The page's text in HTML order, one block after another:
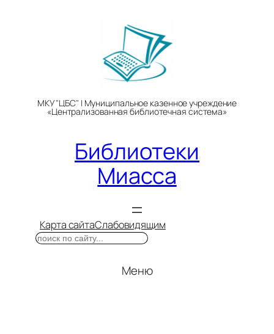
МКУ "ЦБС" | Муниципальное казенное учреждение
«Централизованная библиотечная система»
Библиотеки
Миасса
Карта сайтаСлабовидящим
Поиск
Меню